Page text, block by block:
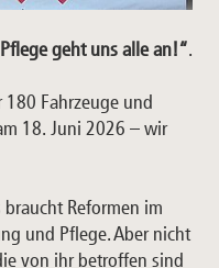
geht uns alle an!“.
Fahrzeuge und
18. Juni 2026 – wir
braucht Reformen im
und Pflege. Aber nicht
von ihr betroffen sind